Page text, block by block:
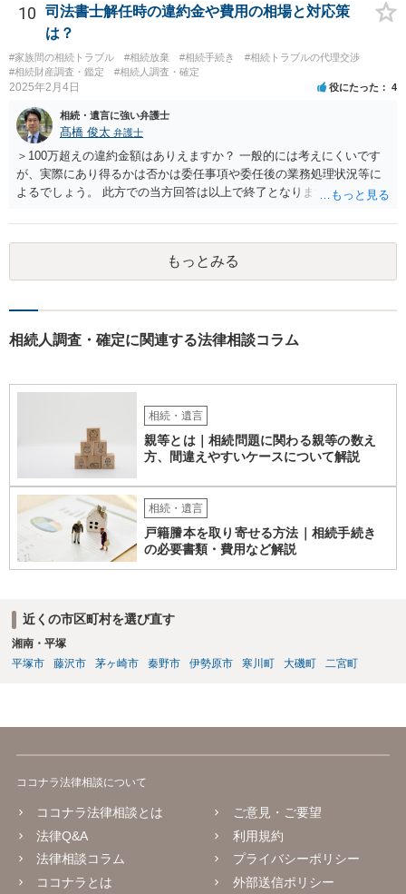
のですか？ →遺書というのが、法律上の遺言の形式を守っている限り
はそのとおりです。 質問3 父が腹違いの長男に法律的に優位になれそ
うな事はありますか？ →遺言が有効な場合、優位に立つことはできま
せんが、お祖父様が認知症であるなどの「遺言が作れないはずの事
情」があるならば①遺言無効確認の訴えを起こすのは一つの手です。
問4 相続トラブルの代理交渉は可能でしょうか。 →一般論としては可
能ですが、お伺いする内容ですとお祖父様が亡くなられた後に動くこ
とになるでしょう。
10
司法書士解任時の違約金や費用の相場と対応策
は？
#家族間の相続トラブル #相続放棄 #相続手続き
#相続トラブルの代理交渉
#相続財産調査・鑑定
#相続人調査・確定
2025年2月4日 役にたった 4
相続・遺言に強い弁護士
髙橋 俊太 弁護士
＞100万超えの違約金額はありえますか？ 一般的には考えにくいです
が、実際にあり得るかは否かは委任事項や委任後の業務処理状況等に
よるでしょう。 此方での当方回答は以上で終了となりますが、参考に
もっとみる
相続人調査・確定に関連する法律相談コラム
相続・遺言
親等とは｜相続問題に関わる親等の数え
方、間違えやすいケースについて解説
相続・遺言
戸籍謄本を取り寄せる方法｜相続手続き
の必要書類・費用など解説
近くの市区町村を選び直す
湘南・平塚
平塚市
藤沢市 茅ヶ崎市 秦野市 伊勢原市 寒川町 大磯町 二宮町
ココナラ法律相談について
ココナラ法律相談とは
法律Q&A
法律相談コラム
ココナラとは
ご意見・ご要望
利用規約
プライバシーポリシー
外部送信ポリシー